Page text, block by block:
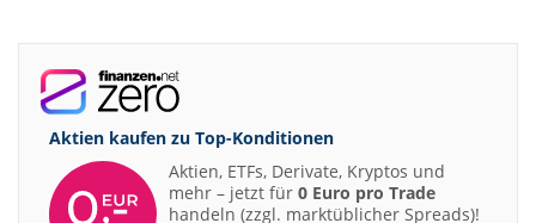
Aktien kaufen zu Top-Konditionen
Aktien, ETFs, Derivate, Kryptos und
mehr – jetzt für 0 Euro pro Trade
handeln (zzgl. marktüblicher Spreads)!